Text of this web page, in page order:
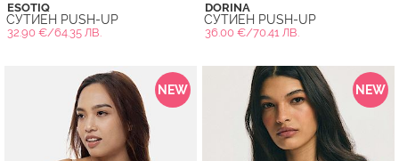
ESOTIQ
СУТИЕН PUSH-UP
32.90 €/64.35 ЛВ.
DORINA
СУТИЕН PUSH-UP
36.00 €/70.41 ЛВ.
NEW NEW